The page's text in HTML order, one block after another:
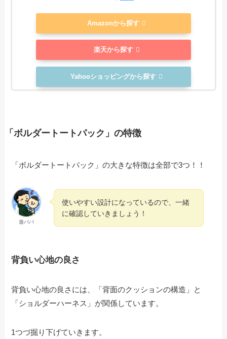
Amazonから探す
楽天から探す
Yahooショッピングから探す
「ボルダートートパック」の特徴
「ボルダートートパック」の大きな特徴は全部で3つ！！
遊パパ
使いやすい設計になっているので、一緒
に確認していきましょう！
背負い心地の良さ
背負い心地の良さには、「背面のクッションの構造」と
「ショルダーハーネス」が関係しています。
1つづ掘り下げていきます。